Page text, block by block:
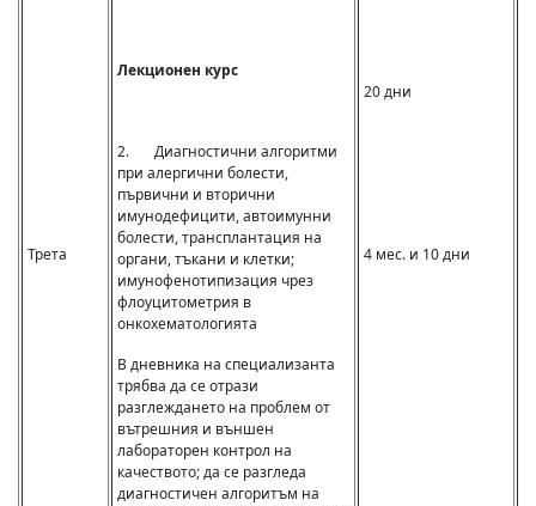
Трета
Лекционен курс
2. Диагностични алгоритми
при алергични болести,
първични и вторични
имунодефицити, автоимунни
болести, трансплантация на
органи, тъкани и клетки;
имунофенотипизация чрез
флоуцитометрия в
онкохематологията
В дневника на специализанта
трябва да се отрази
разглеждането на проблем от
вътрешния и външен
лабораторен контрол на
качеството; да се разгледа
диагностичен алгоритъм на
20 дни
4 мес. и 10 дни